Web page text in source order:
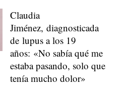
Claudia
Jiménez, diagnosticada
de lupus a los 19
años: «No sabía qué me
estaba pasando, solo que
tenía mucho dolor»